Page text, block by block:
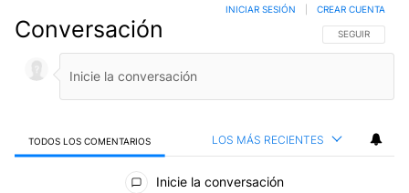
Conversación SIGA ESTA
SEGUIR
INICIAR SESIÓN CREAR CUENTA
TODOS LOS COMENTARIOS LOS MÁS RECIENTES
Todos los comentarios
Inicie la conversación